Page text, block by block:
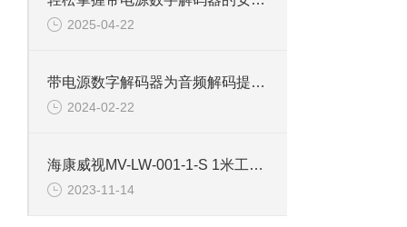
2025-04-22
带电源数字解码器为音频解码提供全新解决方案
2024-02-22
海康威视MV-LW-001-1-S 1米工业相机电源线
2023-11-14